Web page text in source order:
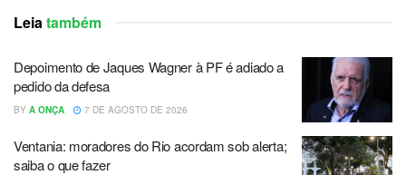
Leiatambém
Depoimento de Jaques Wagner à PF é adiado a
pedido da defesa
BY A ONÇA 7 DE AGOSTO DE 2026
Ventania: moradores do Rio acordam sob alerta;
saiba o que fazer